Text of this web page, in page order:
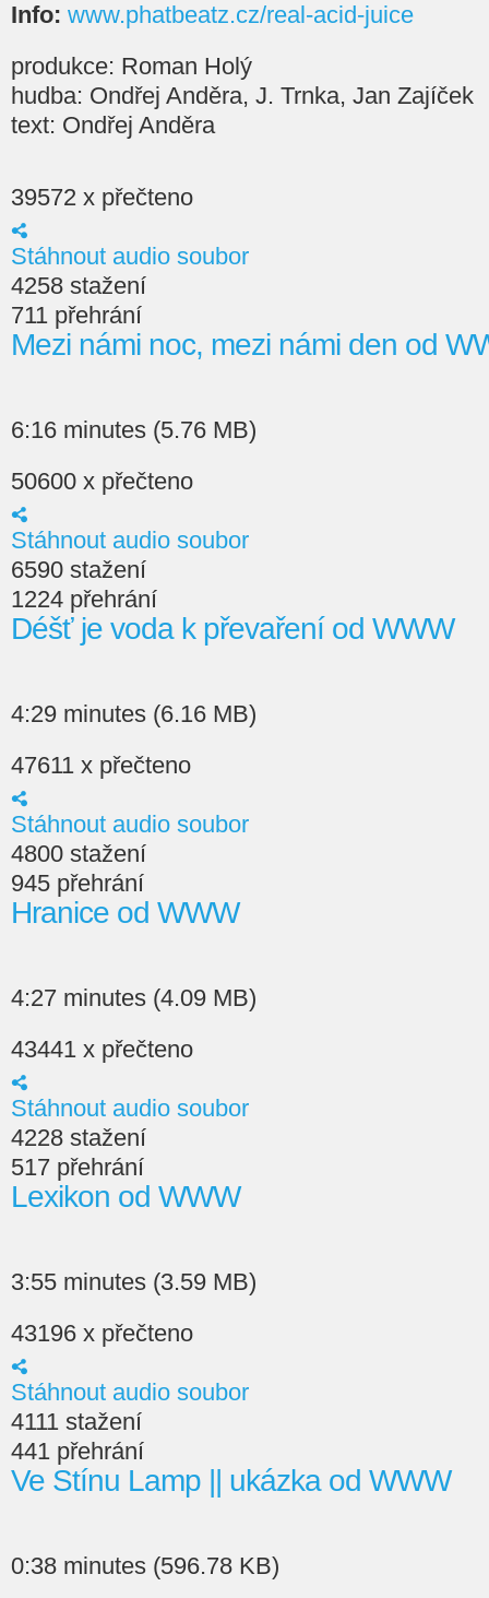
Info: www.phatbeatz.cz/real-acid-juice
produkce: Roman Holý
hudba: Ondřej Anděra, J. Trnka, Jan Zajíček
text: Ondřej Anděra
39572 x přečteno
Stáhnout audio soubor
4258 stažení
711 přehrání
Mezi námi noc, mezi námi den od
6:16 minutes (5.76 MB)
50600 x přečteno
Stáhnout audio soubor
6590 stažení
1224 přehrání
Déšť je voda k převaření od WWW
4:29 minutes (6.16 MB)
47611 x přečteno
Stáhnout audio soubor
4800 stažení
945 přehrání
Hranice od WWW
4:27 minutes (4.09 MB)
43441 x přečteno
Stáhnout audio soubor
4228 stažení
517 přehrání
Lexikon od WWW
3:55 minutes (3.59 MB)
43196 x přečteno
Stáhnout audio soubor
4111 stažení
441 přehrání
Ve Stínu Lamp || ukázka od WWW
0:38 minutes (596.78 KB)